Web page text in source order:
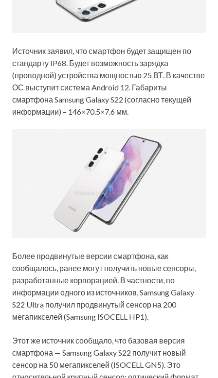
Источник заявил, что смартфон будет защищен по
стандарту IP68. Будет возможность зарядка
(проводной) устройства мощностью 25 ВТ. В качестве
ОС выступит система Android 12. Габариты
смартфона Samsung Galaxy S22 (согласно текущей
информации) – 146×70.5×7.6 мм.
Более продвинутые версии смартфона, как
сообщалось, ранее могут получить новые сенсоры,
разработанные корпорацией. В частности, по
информации одного из источников, Samsung Galaxy
S22 Ultra получил продвинутый сенсор на 200
мегапикселей (Samsung ISOCELL HP1).
Этот же источник сообщало, что базовая версия
смартфона — Samsung Galaxy S22 получит новый
сенсор на 50 мегапикселей (ISOCELL GN5). Это